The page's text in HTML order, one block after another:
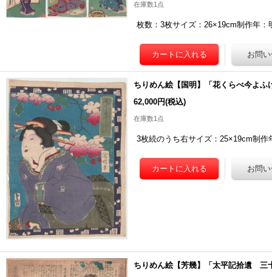
在庫数1点
枚数：3枚サイズ：26×19cm制作年
ちりめん絵【国明】「花くらべ今よふ
62,000円(税込)
在庫数1点
3枚続のうち右サイズ：25×19cm制
ちりめん絵【芳幾】「太平記拾遺